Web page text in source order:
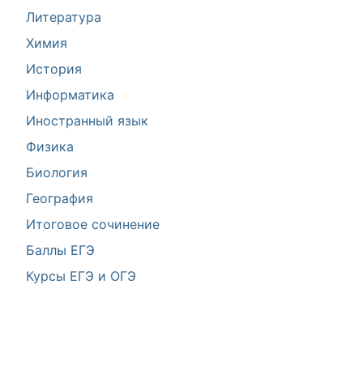
Литература
Химия
История
Информатика
Иностранный язык
Физика
Биология
География
Итоговое сочинение
Баллы ЕГЭ
Курсы ЕГЭ и ОГЭ